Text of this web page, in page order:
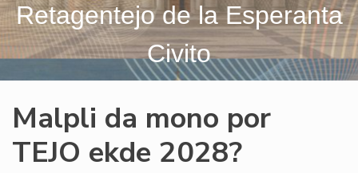
Retagentejo de la Esperanta
Civito
Malpli da mono por
TEJO ekde 2028?